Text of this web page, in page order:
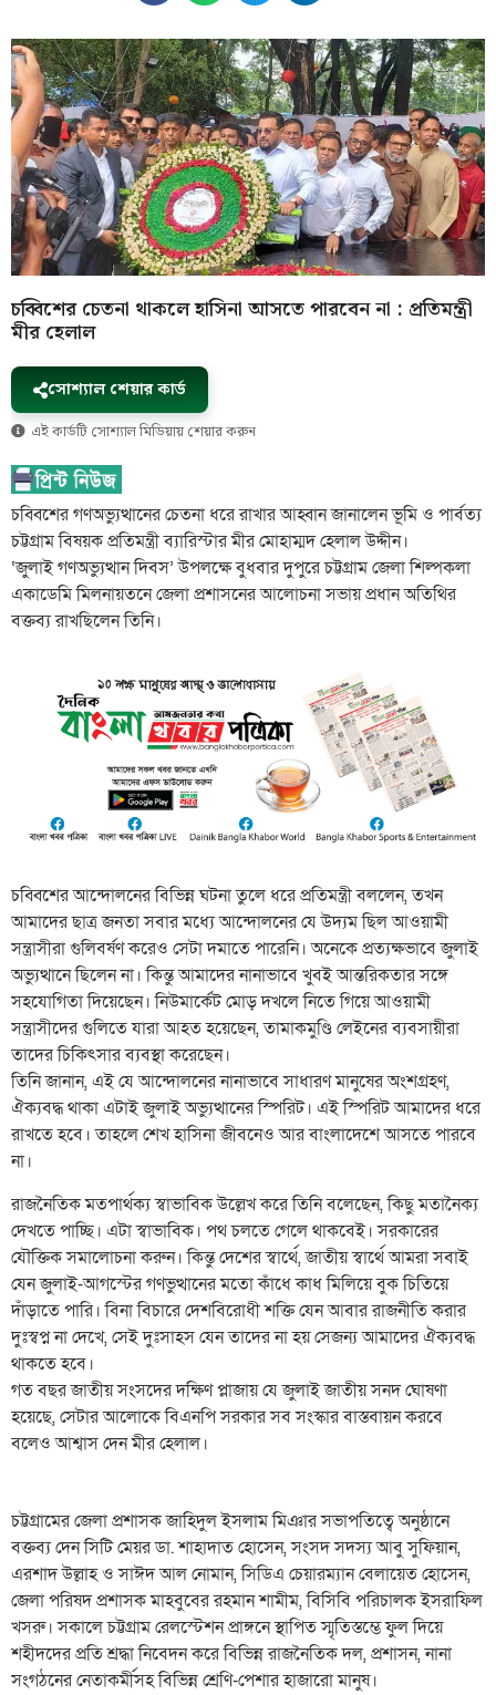
চব্বিশের চেতনা থাকলে হাসিনা আসতে পারবেন না : প্রতিমন্ত্রী
মীর হেলাল
সোশ্যাল শেয়ার কার্ড
এই কার্ডটি সোশ্যাল মিডিয়ায় শেয়ার করুন
চব্বিশের গণঅভ্যুত্থানের চেতনা ধরে রাখার আহ্বান জানালেন ভূমি ও পার্বত্য
চট্টগ্রাম বিষয়ক প্রতিমন্ত্রী ব্যারিস্টার মীর মোহাম্মদ হেলাল উদ্দীন।
‘জুলাই গণঅভ্যুত্থান দিবস’ উপলক্ষে বুধবার দুপুরে চট্টগ্রাম জেলা শিল্পকলা
একাডেমি মিলনায়তনে জেলা প্রশাসনের আলোচনা সভায় প্রধান অতিথির
বক্তব্য রাখছিলেন তিনি।
চব্বিশের আন্দোলনের বিভিন্ন ঘটনা তুলে ধরে প্রতিমন্ত্রী বললেন, তখন
আমাদের ছাত্র জনতা সবার মধ্যে আন্দোলনের যে উদ্যম ছিল আওয়ামী
সন্ত্রাসীরা গুলিবর্ষণ করেও সেটা দমাতে পারেনি। অনেকে প্রত্যক্ষভাবে জুলাই
অভ্যুত্থানে ছিলেন না। কিন্তু আমাদের নানাভাবে খুবই আন্তরিকতার সঙ্গে
সহযোগিতা দিয়েছেন। নিউমার্কেট মোড় দখলে নিতে গিয়ে আওয়ামী
সন্ত্রাসীদের গুলিতে যারা আহত হয়েছেন, তামাকমুণ্ডি লেইনের ব্যবসায়ীরা
তাদের চিকিৎসার ব্যবস্থা করেছেন।
তিনি জানান, এই যে আন্দোলনের নানাভাবে সাধারণ মানুষের অংশগ্রহণ,
ঐক্যবদ্ধ থাকা এটাই জুলাই অভ্যুত্থানের স্পিরিট। এই স্পিরিট আমাদের ধরে
রাখতে হবে। তাহলে শেখ হাসিনা জীবনেও আর বাংলাদেশে আসতে পারবে
না।
রাজনৈতিক মতপার্থক্য স্বাভাবিক উল্লেখ করে তিনি বলেছেন, কিছু মতানৈক্য
দেখতে পাচ্ছি। এটা স্বাভাবিক। পথ চলতে গেলে থাকবেই। সরকারের
যৌক্তিক সমালোচনা করুন। কিন্তু দেশের স্বার্থে, জাতীয় স্বার্থে আমরা সবাই
যেন জুলাই-আগস্টের গণভুত্থানের মতো কাঁধে কাধ মিলিয়ে বুক চিতিয়ে
দাঁড়াতে পারি। বিনা বিচারে দেশবিরোধী শক্তি যেন আবার রাজনীতি করার
দুঃস্বপ্ন না দেখে, সেই দুঃসাহস যেন তাদের না হয় সেজন্য আমাদের ঐক্যবদ্ধ
থাকতে হবে।
গত বছর জাতীয় সংসদের দক্ষিণ প্লাজায় যে জুলাই জাতীয় সনদ ঘোষণা
হয়েছে, সেটার আলোকে বিএনপি সরকার সব সংস্কার বাস্তবায়ন করবে
বলেও আশ্বাস দেন মীর হেলাল।
চট্টগ্রামের জেলা প্রশাসক জাহিদুল ইসলাম মিঞার সভাপতিত্বে অনুষ্ঠানে
বক্তব্য দেন সিটি মেয়র ডা. শাহাদাত হোসেন, সংসদ সদস্য আবু সুফিয়ান,
এরশাদ উল্লাহ ও সাঈদ আল নোমান, সিডিএ চেয়ারম্যান বেলায়েত হোসেন,
জেলা পরিষদ প্রশাসক মাহবুবের রহমান শামীম, বিসিবি পরিচালক ইসরাফিল
খসরু। সকালে চট্টগ্রাম রেলস্টেশন প্রাঙ্গনে স্থাপিত স্মৃতিস্তম্ভে ফুল দিয়ে
শহীদদের প্রতি শ্রদ্ধা নিবেদন করে বিভিন্ন রাজনৈতিক দল, প্রশাসন, নানা
সংগঠনের নেতাকর্মীসহ বিভিন্ন শ্রেণি-পেশার হাজারো মানুষ।